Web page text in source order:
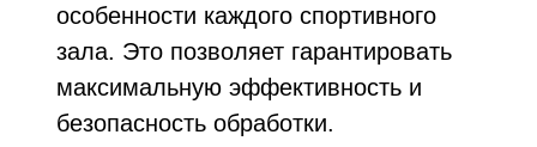
особенности каждого спортивного
зала. Это позволяет гарантировать
максимальную эффективность и
безопасность обработки.